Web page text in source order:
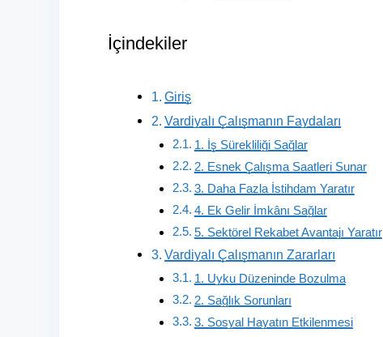
İçindekiler
Giriş
Vardiyalı Çalışmanın Faydaları
1. İş Sürekliliği Sağlar
2. Esnek Çalışma Saatleri Sunar
3. Daha Fazla İstihdam Yaratır
4. Ek Gelir İmkânı Sağlar
5. Sektörel Rekabet Avantajı Yaratır
Vardiyalı Çalışmanın Zararları
1. Uyku Düzeninde Bozulma
2. Sağlık Sorunları
3. Sosyal Hayatın Etkilenmesi